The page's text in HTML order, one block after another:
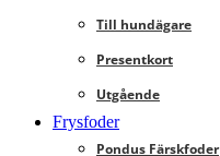
Till hundägare
Presentkort
Utgående
Frysfoder
Pondus Färskfoder